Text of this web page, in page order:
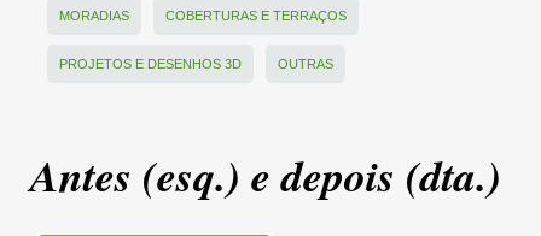
MORADIAS COBERTURAS E TERRAÇOS
PROJETOS E DESENHOS 3D OUTRAS
Antes (esq.) e depois (dta.)